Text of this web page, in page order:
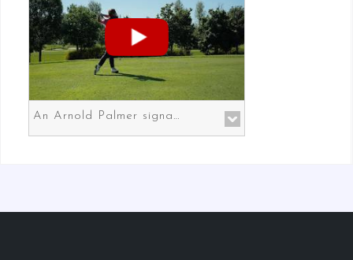
An Arnold Palmer signature course in Prato the gateway to Florence